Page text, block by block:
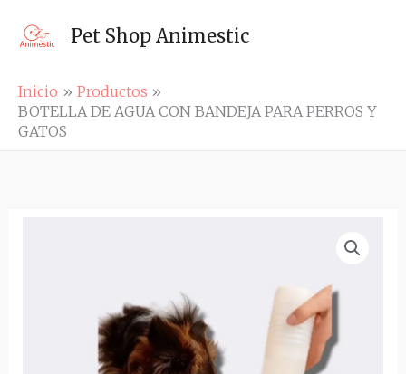
Pet Shop Animestic
Inicio
Productos
BOTELLA DE AGUA CON BANDEJA PARA PERROS Y
GATOS